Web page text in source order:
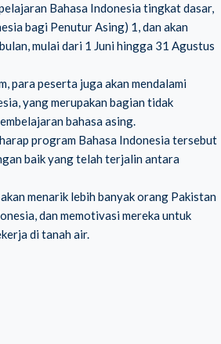
Bahasa Indonesia tingkat dasar,
bagi Penutur Asing) 1, dan akan
mulai dari 1 Juni hingga 31 Agustus
para peserta juga akan mendalami
yang merupakan bagian tidak
bahasa asing.
program Bahasa Indonesia tersebut
baik yang telah terjalin antara
menarik lebih banyak orang Pakistan
dan memotivasi mereka untuk
di tanah air.